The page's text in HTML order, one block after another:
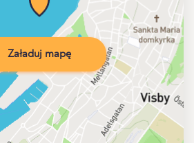
Załaduj mapę